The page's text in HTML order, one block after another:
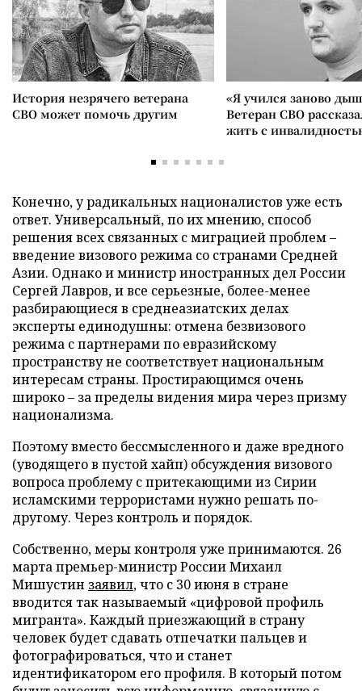
История незрячего ветерана
СВО может помочь другим
«Я учился заново
Ветеран СВО
жить с
Конечно, у радикальных националистов уже есть
ответ. Универсальный, по их мнению, способ
решения всех связанных с миграцией проблем –
введение визового режима со странами Средней
Азии. Однако и министр иностранных дел России
Сергей Лавров, и все серьезные, более-менее
разбирающиеся в среднеазиатских делах
эксперты единодушны: отмена безвизового
режима с партнерами по евразийскому
пространству не соответствует национальным
интересам страны. Простирающимся очень
широко – за пределы видения мира через призму
национализма.
Поэтому вместо бессмысленного и даже вредного
(уводящего в пустой хайп) обсуждения визового
вопроса проблему с притекающими из Сирии
исламскими террористами нужно решать по-
другому. Через контроль и порядок.
Собственно, меры контроля уже принимаются. 26
марта премьер-министр России Михаил
Мишустин заявил, что с 30 июня в стране
вводится так называемый «цифровой профиль
мигранта». Каждый приезжающий в страну
человек будет сдавать отпечатки пальцев и
фотографироваться, что и станет
идентификатором его профиля. В который потом